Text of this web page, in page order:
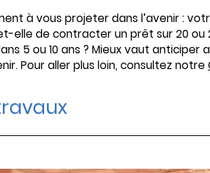
à vous projeter dans l’avenir :
elle de contracter un prêt sur 20 ou
5 ou 10 ans ? Mieux vaut
Pour aller plus loin, consultez notre